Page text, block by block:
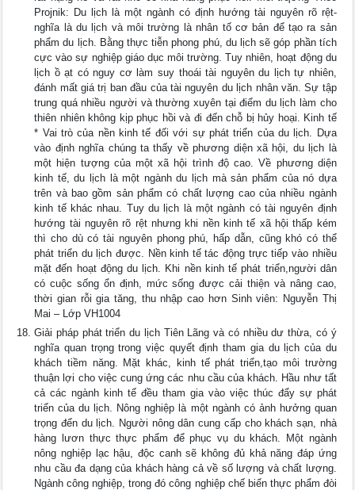
Projnik: Du lịch là một ngành có định hướng tài nguyên rõ rệt-
nghĩa là du lịch và môi trường là nhân tố cơ bản để tạo ra sản
phẩm du lịch. Bằng thực tiễn phong phú, du lịch sẽ góp phần tích
cực vào sự nghiệp giáo dục môi trường. Tuy nhiên, hoạt động du
lịch ồ ạt có nguy cơ làm suy thoái tài nguyên du lịch tự nhiên,
đánh mất giá trị ban đầu của tài nguyên du lịch nhân văn. Sự tập
trung quá nhiều người và thường xuyên tại điểm du lịch làm cho
thiên nhiên không kịp phục hồi và đi đến chỗ bị hủy hoại. Kinh tế
* Vai trò của nền kinh tế đối với sự phát triển của du lịch. Dựa
vào định nghĩa chúng ta thấy về phương diện xã hội, du lịch là
một hiện tượng của một xã hội trình độ cao. Về phương diện
kinh tế, du lịch là một ngành du lịch mà sản phẩm của nó dựa
trên và bao gồm sản phẩm có chất lượng cao của nhiều ngành
kinh tế khác nhau. Tuy du lịch là một ngành có tài nguyên định
hướng tài nguyên rõ rệt nhưng khi nền kinh tế xã hội thấp kém
thì cho dù có tài nguyên phong phú, hấp dẫn, cũng khó có thể
phát triển du lịch được. Nền kinh tế tác động trực tiếp vào nhiều
mặt đến hoạt động du lịch. Khi nền kinh tế phát triển,người dân
có cuộc sống ổn định, mức sống được cải thiện và nâng cao,
thời gian rỗi gia tăng, thu nhập cao hơn Sinh viên: Nguyễn Thị
Mai – Lớp VH1004
Giải pháp phát triển du lịch Tiên Lãng và có nhiều dư thừa, có ý
nghĩa quan trọng trong việc quyết định tham gia du lịch của du
khách tiềm năng. Mặt khác, kinh tế phát triển,tạo môi trường
thuận lợi cho việc cung ứng các nhu cầu của khách. Hầu như tất
cả các ngành kinh tế đều tham gia vào việc thúc đẩy sự phát
triển của du lịch. Nông nghiệp là một ngành có ảnh hưởng quan
trọng đến du lịch. Người nông dân cung cấp cho khách sạn, nhà
hàng lươn thực thực phẩm để phục vụ du khách. Một ngành
nông nghiệp lạc hậu, độc canh sẽ không đủ khả năng đáp ứng
nhu cầu đa dạng của khách hàng cả về số lượng và chất lượng.
Ngành công nghiệp, trong đó công nghiệp chế biến thực phẩm đòi